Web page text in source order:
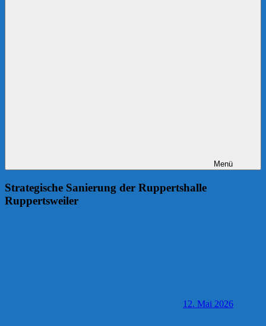
Menü
Strategische Sanierung der Ruppertshalle
Ruppertsweiler
12. Mai 2026